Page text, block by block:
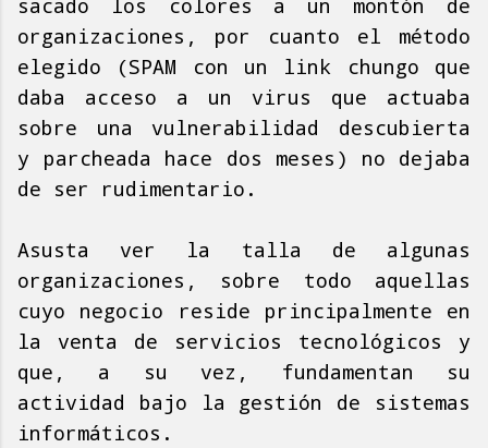
sacado los colores a un montón de
organizaciones, por cuanto el método
elegido (SPAM con un link chungo que
daba acceso a un virus que actuaba
sobre una vulnerabilidad descubierta
y parcheada hace dos meses) no dejaba
de ser rudimentario.
Asusta ver la talla de algunas
organizaciones, sobre todo aquellas
cuyo negocio reside principalmente en
la venta de servicios tecnológicos y
que, a su vez, fundamentan su
actividad bajo la gestión de sistemas
informáticos.